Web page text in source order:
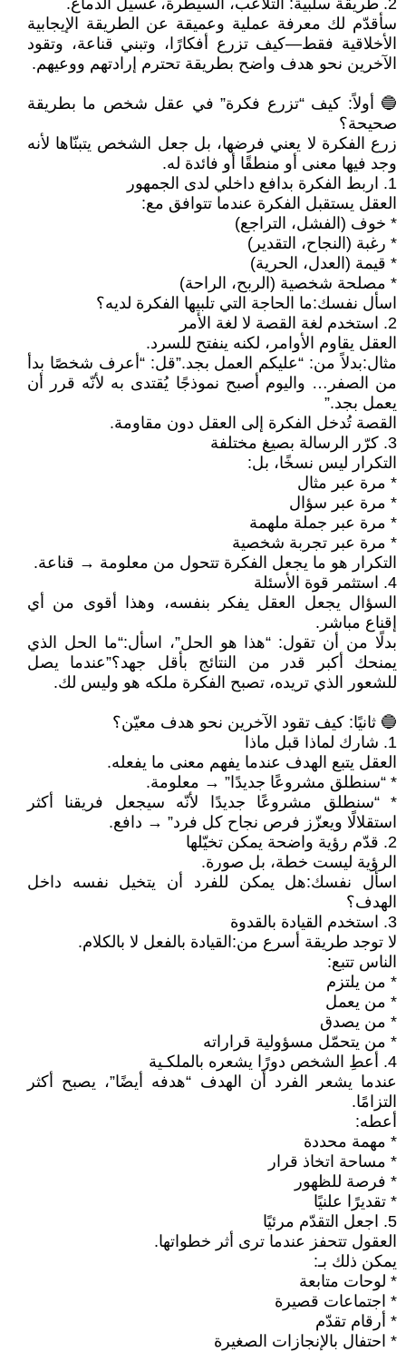
2. طريقة سلبية: التلاعب، السيطرة، غسيل الدماغ.
سأقدّم لك معرفة عملية وعميقة عن الطريقة الإيجابية
الأخلاقية فقط—كيف تزرع أفكارًا، وتبني قناعة، وتقود
الآخرين نحو هدف واضح بطريقة تحترم إرادتهم ووعيهم.
🔵 أولاً: كيف “تزرع فكرة” في عقل شخص ما بطريقة
صحيحة؟
زرع الفكرة لا يعني فرضها، بل جعل الشخص يتبنّاها لأنه
وجد فيها معنى أو منطقًا أو فائدة له.
1. اربط الفكرة بدافع داخلي لدى الجمهور
العقل يستقبل الفكرة عندما تتوافق مع:
* خوف (الفشل، التراجع)
* رغبة (النجاح، التقدير)
* قيمة (العدل، الحرية)
* مصلحة شخصية (الربح، الراحة)
اسأل نفسك: ما الحاجة التي تلبيها الفكرة لديه؟
2. استخدم لغة القصة لا لغة الأمر
العقل يقاوم الأوامر، لكنه ينفتح للسرد.
مثال: بدلاً من: “عليكم العمل بجد.” قل: “أعرف شخصًا بدأ
من الصفر… واليوم أصبح نموذجًا يُقتدى به لأنّه قرر أن
يعمل بجد.”
القصة تُدخل الفكرة إلى العقل دون مقاومة.
3. كرّر الرسالة بصيغ مختلفة
التكرار ليس نسخًا، بل:
* مرة عبر مثال
* مرة عبر سؤال
* مرة عبر جملة ملهمة
* مرة عبر تجربة شخصية
التكرار هو ما يجعل الفكرة تتحول من معلومة → قناعة.
4. استثمر قوة الأسئلة
السؤال يجعل العقل يفكر بنفسه، وهذا أقوى من أي
إقناع مباشر.
بدلًا من أن تقول: “هذا هو الحل”، اسأل: “ما الحل الذي
يمنحك أكبر قدر من النتائج بأقل جهد؟” عندما يصل
للشعور الذي تريده، تصبح الفكرة ملكه هو وليس لك.
🔵 ثانيًا: كيف تقود الآخرين نحو هدف معيّن؟
1. شارك لماذا قبل ماذا
العقل يتبع الهدف عندما يفهم معنى ما يفعله.
* “سنطلق مشروعًا جديدًا” → معلومة.
* “سنطلق مشروعًا جديدًا لأنّه سيجعل فريقنا أكثر
استقلالًا ويعزّز فرص نجاح كل فرد” → دافع.
2. قدّم رؤية واضحة يمكن تخيّلها
الرؤية ليست خطة، بل صورة.
اسأل نفسك: هل يمكن للفرد أن يتخيل نفسه داخل
الهدف؟
3. استخدم القيادة بالقدوة
لا توجد طريقة أسرع من: القيادة بالفعل لا بالكلام.
الناس تتبع:
* من يلتزم
* من يعمل
* من يصدق
* من يتحمّل مسؤولية قراراته
4. أعطِ الشخص دورًا يشعره بالملكـية
عندما يشعر الفرد أن الهدف “هدفه أيضًا”، يصبح أكثر
التزامًا.
أعطه:
* مهمة محددة
* مساحة اتخاذ قرار
* فرصة للظهور
* تقديرًا علنيًا
5. اجعل التقدّم مرئيًا
العقول تتحفز عندما ترى أثر خطواتها.
يمكن ذلك بـ:
* لوحات متابعة
* اجتماعات قصيرة
* أرقام تقدّم
* احتفال بالإنجازات الصغيرة